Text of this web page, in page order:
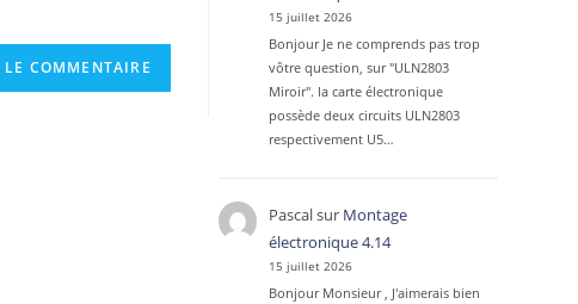
15 juillet 2026
Bonjour Je ne comprends pas trop
vôtre question, sur "ULN2803
Miroir". la carte électronique
possède deux circuits ULN2803
respectivement U5…
Pascalsur Montage
électronique 4.14
15 juillet 2026
Bonjour Monsieur , J'aimerais bien